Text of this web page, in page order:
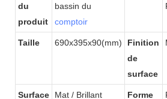
du
produit
bassin du
comptoir
Taille 690x395x90(mm)
Finition
de
surface
Surface Mat / Brillant Forme